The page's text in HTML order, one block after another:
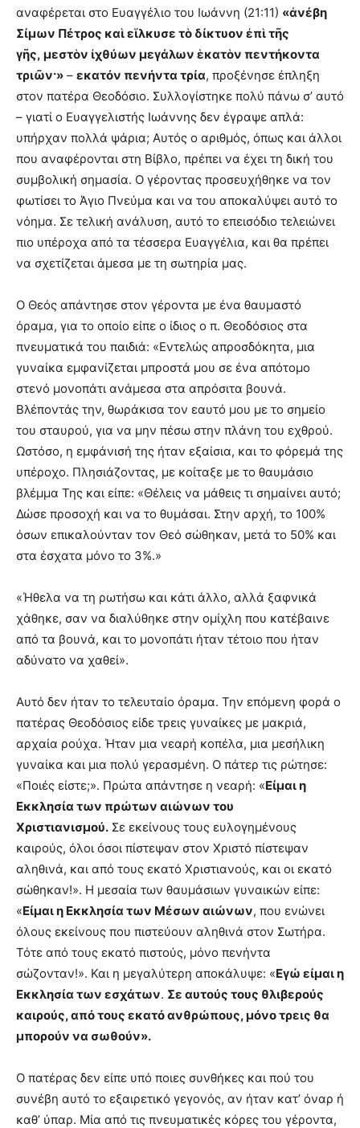
αναφέρεται στο Ευαγγέλιο του Ιωάννη (21:11) «ἀνέβη
Σίμων Πέτρος καὶ εἵλκυσε τὸ δίκτυον ἐπὶ τῆς
γῆς, μεστὸν ἰχθύων μεγάλων ἑκατὸν πεντήκοντα
τριῶν·» – εκατόν πενήντα τρία, προξένησε έπληξη
στον πατέρα Θεοδόσιο. Συλλογίστηκε πολύ πάνω σ’ αυτό
– γιατί ο Ευαγγελιστής Ιωάννης δεν έγραψε απλά:
υπήρχαν πολλά ψάρια; Αυτός ο αριθμός, όπως και άλλοι
που αναφέρονται στη Βίβλο, πρέπει να έχει τη δική του
συμβολική σημασία. Ο γέροντας προσευχήθηκε να τον
φωτίσει το Άγιο Πνεύμα και να του αποκαλύψει αυτό το
νόημα. Σε τελική ανάλυση, αυτό το επεισόδιο τελειώνει
πιο υπέροχα από τα τέσσερα Ευαγγέλια, και θα πρέπει
να σχετίζεται άμεσα με τη σωτηρία μας.
Ο Θεός απάντησε στον γέροντα με ένα θαυμαστό
όραμα, για το οποίο είπε ο ίδιος ο π. Θεοδόσιος στα
πνευματικά του παιδιά: «Εντελώς απροσδόκητα, μια
γυναίκα εμφανίζεται μπροστά μου σε ένα απότομο
στενό μονοπάτι ανάμεσα στα απρόσιτα βουνά.
Βλέποντάς την, θωράκισα τον εαυτό μου με το σημείο
του σταυρού, για να μην πέσω στην πλάνη του εχθρού.
Ωστόσο, η εμφάνισή της ήταν εξαίσια, και το φόρεμά της
υπέροχο. Πλησιάζοντας, με κοίταξε με το θαυμάσιο
βλέμμα Της και είπε: «Θέλεις να μάθεις τι σημαίνει αυτό;
Δώσε προσοχή και να το θυμάσαι. Στην αρχή, το 100%
όσων επικαλούνταν τον Θεό σώθηκαν, μετά το 50% και
στα έσχατα μόνο το 3%.»
«Ήθελα να τη ρωτήσω και κάτι άλλο, αλλά ξαφνικά
χάθηκε, σαν να διαλύθηκε στην ομίχλη που κατέβαινε
από τα βουνά, και το μονοπάτι ήταν τέτοιο που ήταν
αδύνατο να χαθεί».
Αυτό δεν ήταν το τελευταίο όραμα. Την επόμενη φορά ο
πατέρας Θεοδόσιος είδε τρεις γυναίκες με μακριά,
αρχαία ρούχα. Ήταν μια νεαρή κοπέλα, μια μεσήλικη
γυναίκα και μια πολύ γερασμένη. Ο πάτερ τις ρώτησε:
«Ποιές είστε;». Πρώτα απάντησε η νεαρή: «Είμαι η
Εκκλησία των πρώτων αιώνων του
Χριστιανισμού. Σε εκείνους τους ευλογημένους
καιρούς, όλοι όσοι πίστεψαν στον Χριστό πίστεψαν
αληθινά, και από τους εκατό Χριστιανούς, και οι εκατό
σώθηκαν!». Η μεσαία των θαυμάσιων γυναικών είπε:
«Είμαι η Εκκλησία των Μέσων αιώνων, που ενώνει
όλους εκείνους που πιστεύουν αληθινά στον Σωτήρα.
Τότε από τους εκατό πιστούς, μόνο πενήντα
σώζονταν!». Και η μεγαλύτερη αποκάλυψε: «Εγώ είμαι η
Εκκλησία των εσχάτων. Σε αυτούς τους θλιβερούς
καιρούς, από τους εκατό ανθρώπους, μόνο τρεις θα
μπορούν να σωθούν».
Ο πατέρας δεν είπε υπό ποιες συνθήκες και πού του
συνέβη αυτό το εξαιρετικό γεγονός, αν ήταν κατ’ όναρ ή
καθ’ ύπαρ. Μία από τις πνευματικές κόρες του γέροντα,